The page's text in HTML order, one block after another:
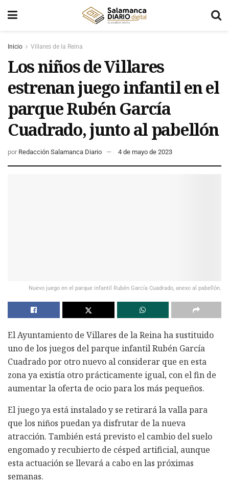
Inicio Villares de la Reina
Los niños de Villares
estrenan juego infantil en el
parque Rubén García
Cuadrado, junto al pabellón
por Redacción Salamanca Diario 4 de mayo de 2023
Nuevo juego en el parque infantil Rubén García Cuadrado, anexo al pabellón.
El Ayuntamiento de Villares de la Reina ha sustituido
uno de los juegos del parque infantil Rubén García
Cuadrado por otro nuevo al considerar que en esta
zona ya existía otro prácticamente igual, con el fin de
aumentar la oferta de ocio para los más pequeños.
El juego ya está instalado y se retirará la valla para
que los niños puedan ya disfrutar de la nueva
atracción. También está previsto el cambio del suelo
engomado y recubierto de césped artificial, aunque
esta actuación se llevará a cabo en las próximas
semanas.